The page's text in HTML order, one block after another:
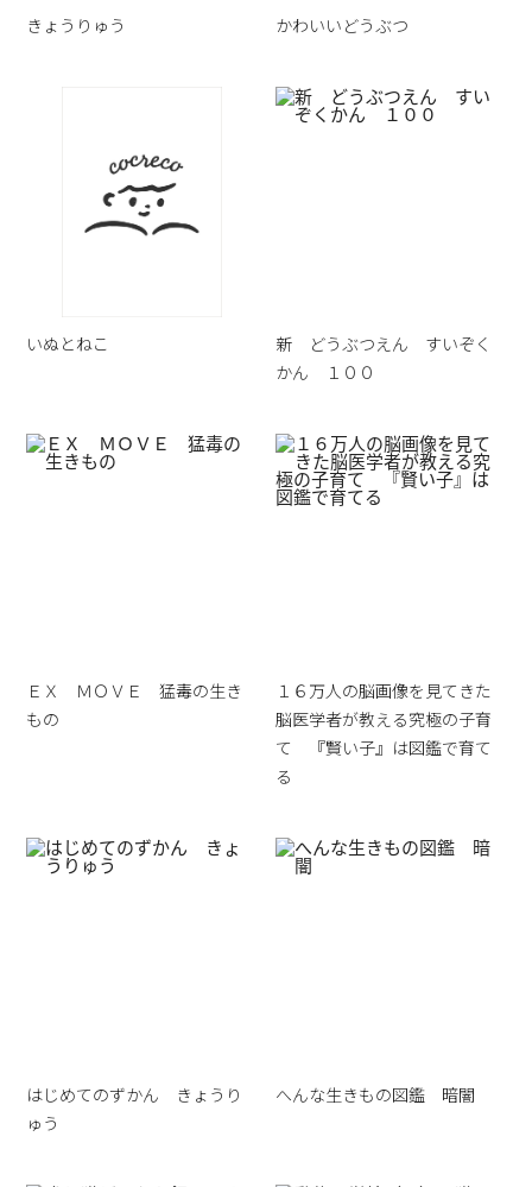
きょうりゅう かわいいどうぶつ
いぬとねこ
新 どうぶつえん すいぞく
かん １００
ＥＸ ＭＯＶＥ 猛毒の生き
もの
１６万人の脳画像を見てきた
脳医学者が教える究極の子育
て 『賢い子』は図鑑で育て
る
はじめてのずかん きょうり
ゅう
へんな生きもの図鑑 暗闇